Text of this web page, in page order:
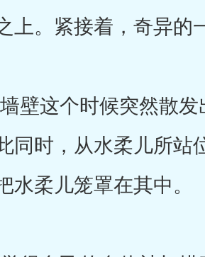
上。紧接着，奇异的
这个时候突然散发
同时，从水柔儿所
水柔儿笼罩在其中。